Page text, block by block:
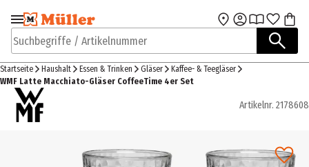
Zur Navigation
springen
Zum Hauptinhalt
Suchbegriffe / Artikelnummer
Startseite Haushalt Essen & Trinken Gläser
Kaffee- & Teegläser
WMF Latte Macchiato-Gläser CoffeeTime 4er Set
Artikelnr. 2178608